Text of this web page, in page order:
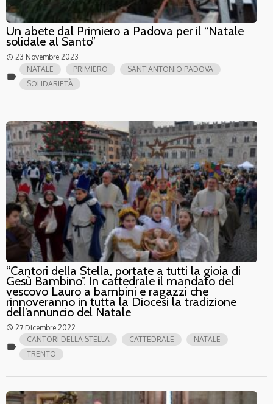
Un abete dal Primiero a Padova per il “Natale
solidale al Santo”
access_time 23 Novembre 2023
label
NATALE PRIMIERO
SANT'ANTONIO PADOVA
SOLIDARIETÀ
“Cantori della Stella, portate a tutti la gioia di
Gesù Bambino”. In cattedrale il mandato del
vescovo Lauro a bambini e ragazzi che
rinnoveranno in tutta la Diocesi la tradizione
dell’annuncio del Natale
access_time 27 Dicembre 2022
label
CANTORI DELLA STELLA CATTEDRALE
NATALE
TRENTO